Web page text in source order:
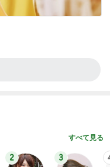
すべて見る
2 3